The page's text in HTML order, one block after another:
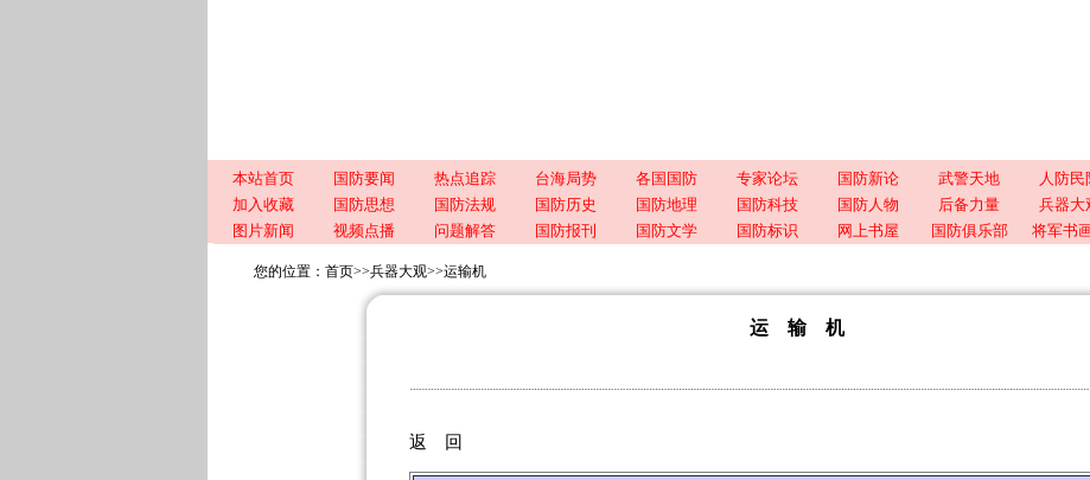
本站首页 国防要闻 热点追踪 台海局势 各国国防 专家论坛 国防新论 武警天地 人防民
加入收藏
国防思想 国防法规 国防历史 国防地理 国防科技 国防人物 后备力量 兵器大
图片新闻
视频点播 问题解答 国防报刊 国防文学 国防标识 网上书屋 国防俱乐部 将军书
您的位置： 首页>>兵器大观>>运输机
运 输 机
返 回